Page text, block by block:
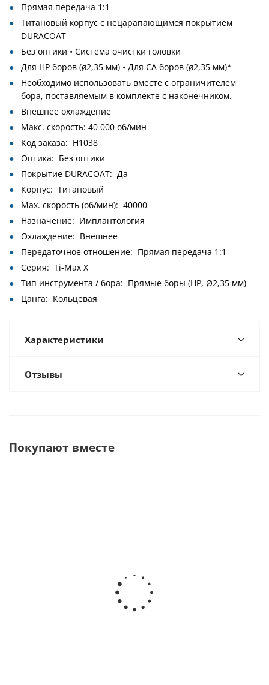
Прямая передача 1:1
Титановый корпус с нецарапающимся покрытием
DURACOAT
Без оптики • Система очистки головки
Для HP боров (ø2,35 мм) • Для CA боров (ø2,35 мм)*
Необходимо использовать вместе с ограничителем
бора, поставляемым в комплекте с наконечником.
Внешнее охлаждение
Макс. скорость: 40 000 об/мин
Код заказа: H1038
Оптика: Без оптики
Покрытие DURACOAT: Да
Корпус: Титановый
Max. скорость (об/мин): 40000
Назначение: Имплантология
Охлаждение: Внешнее
Передаточное отношение: Прямая передача 1:1
Серия: Ti-Max X
Тип инструмента / бора: Прямые боры (HP, Ø2,35 мм)
Цанга: Кольцевая
Характеристики
Отзывы
Покупают вместе
Ti-Max X-SG20L 20:1 Угловой понижающий
хирургический наконечник · NSK Nakanishi (Япония)